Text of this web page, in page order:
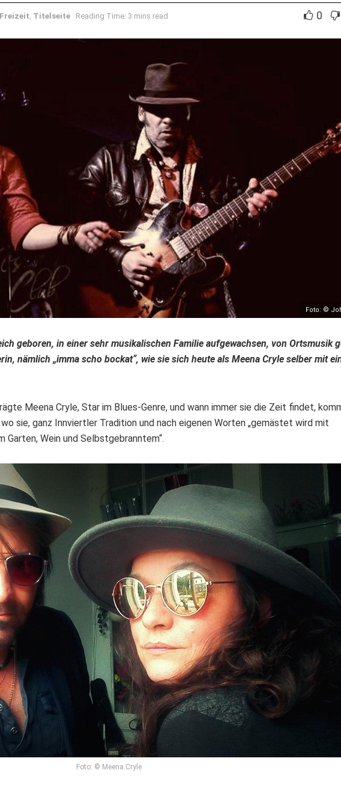
Freizeit Titelseite Reading Time: 3 mins read 0
Foto: ©
geboren, in einer sehr musikalischen Familie aufgewachsen, von Ortsmusik
nämlich „imma scho bockat“, wie sie sich heute als Meena Cryle selber mit
Meena Cryle, Star im Blues-Genre, und wann immer sie die Zeit findet,
sie, ganz Innviertler Tradition und nach eigenen Worten „gemästet wird mit
Garten, Wein und Selbstgebranntem“.
Foto: © Meena Cryle